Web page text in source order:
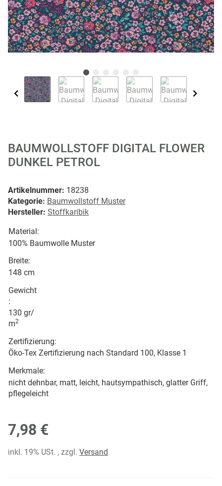
BAUMWOLLSTOFF DIGITAL FLOWER
DUNKEL PETROL
Artikelnummer: 18238
Kategorie: Baumwollstoff Muster
Hersteller: Stoffkaribik
Material:
100% Baumwolle Muster
Breite:
148 cm
Gewicht
:
130 gr/
m2
Zertifizierung:
Öko-Tex Zertifizierung nach Standard 100, Klasse 1
Merkmale:
nicht dehnbar, matt, leicht, hautsympathisch, glatter Griff,
pflegeleicht
7,98 €
inkl. 19% USt. , zzgl. Versand